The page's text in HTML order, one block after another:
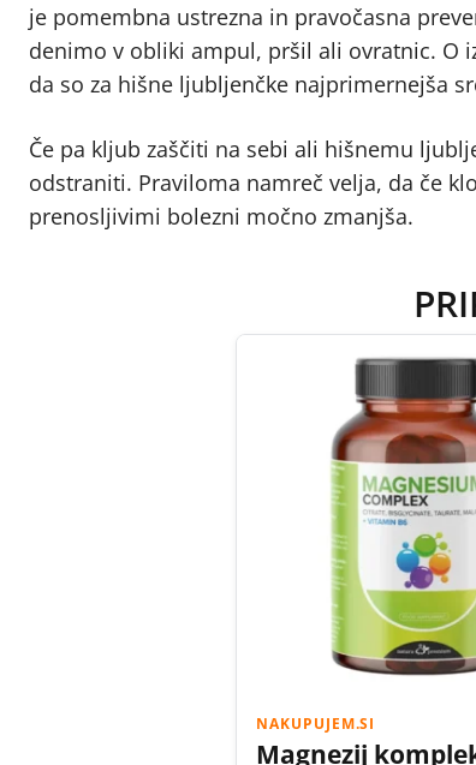
je pomembna ustrezna in pravočasna
denimo v obliki ampul, pršil ali ovratnic. O
da so za hišne ljubljenčke najprimernejša
Če pa kljub zaščiti na sebi ali hišnemu
odstraniti. Praviloma namreč velja, da če
prenosljivimi bolezni močno zmanjša.
NAKUPUJEM.SI
Magnezij